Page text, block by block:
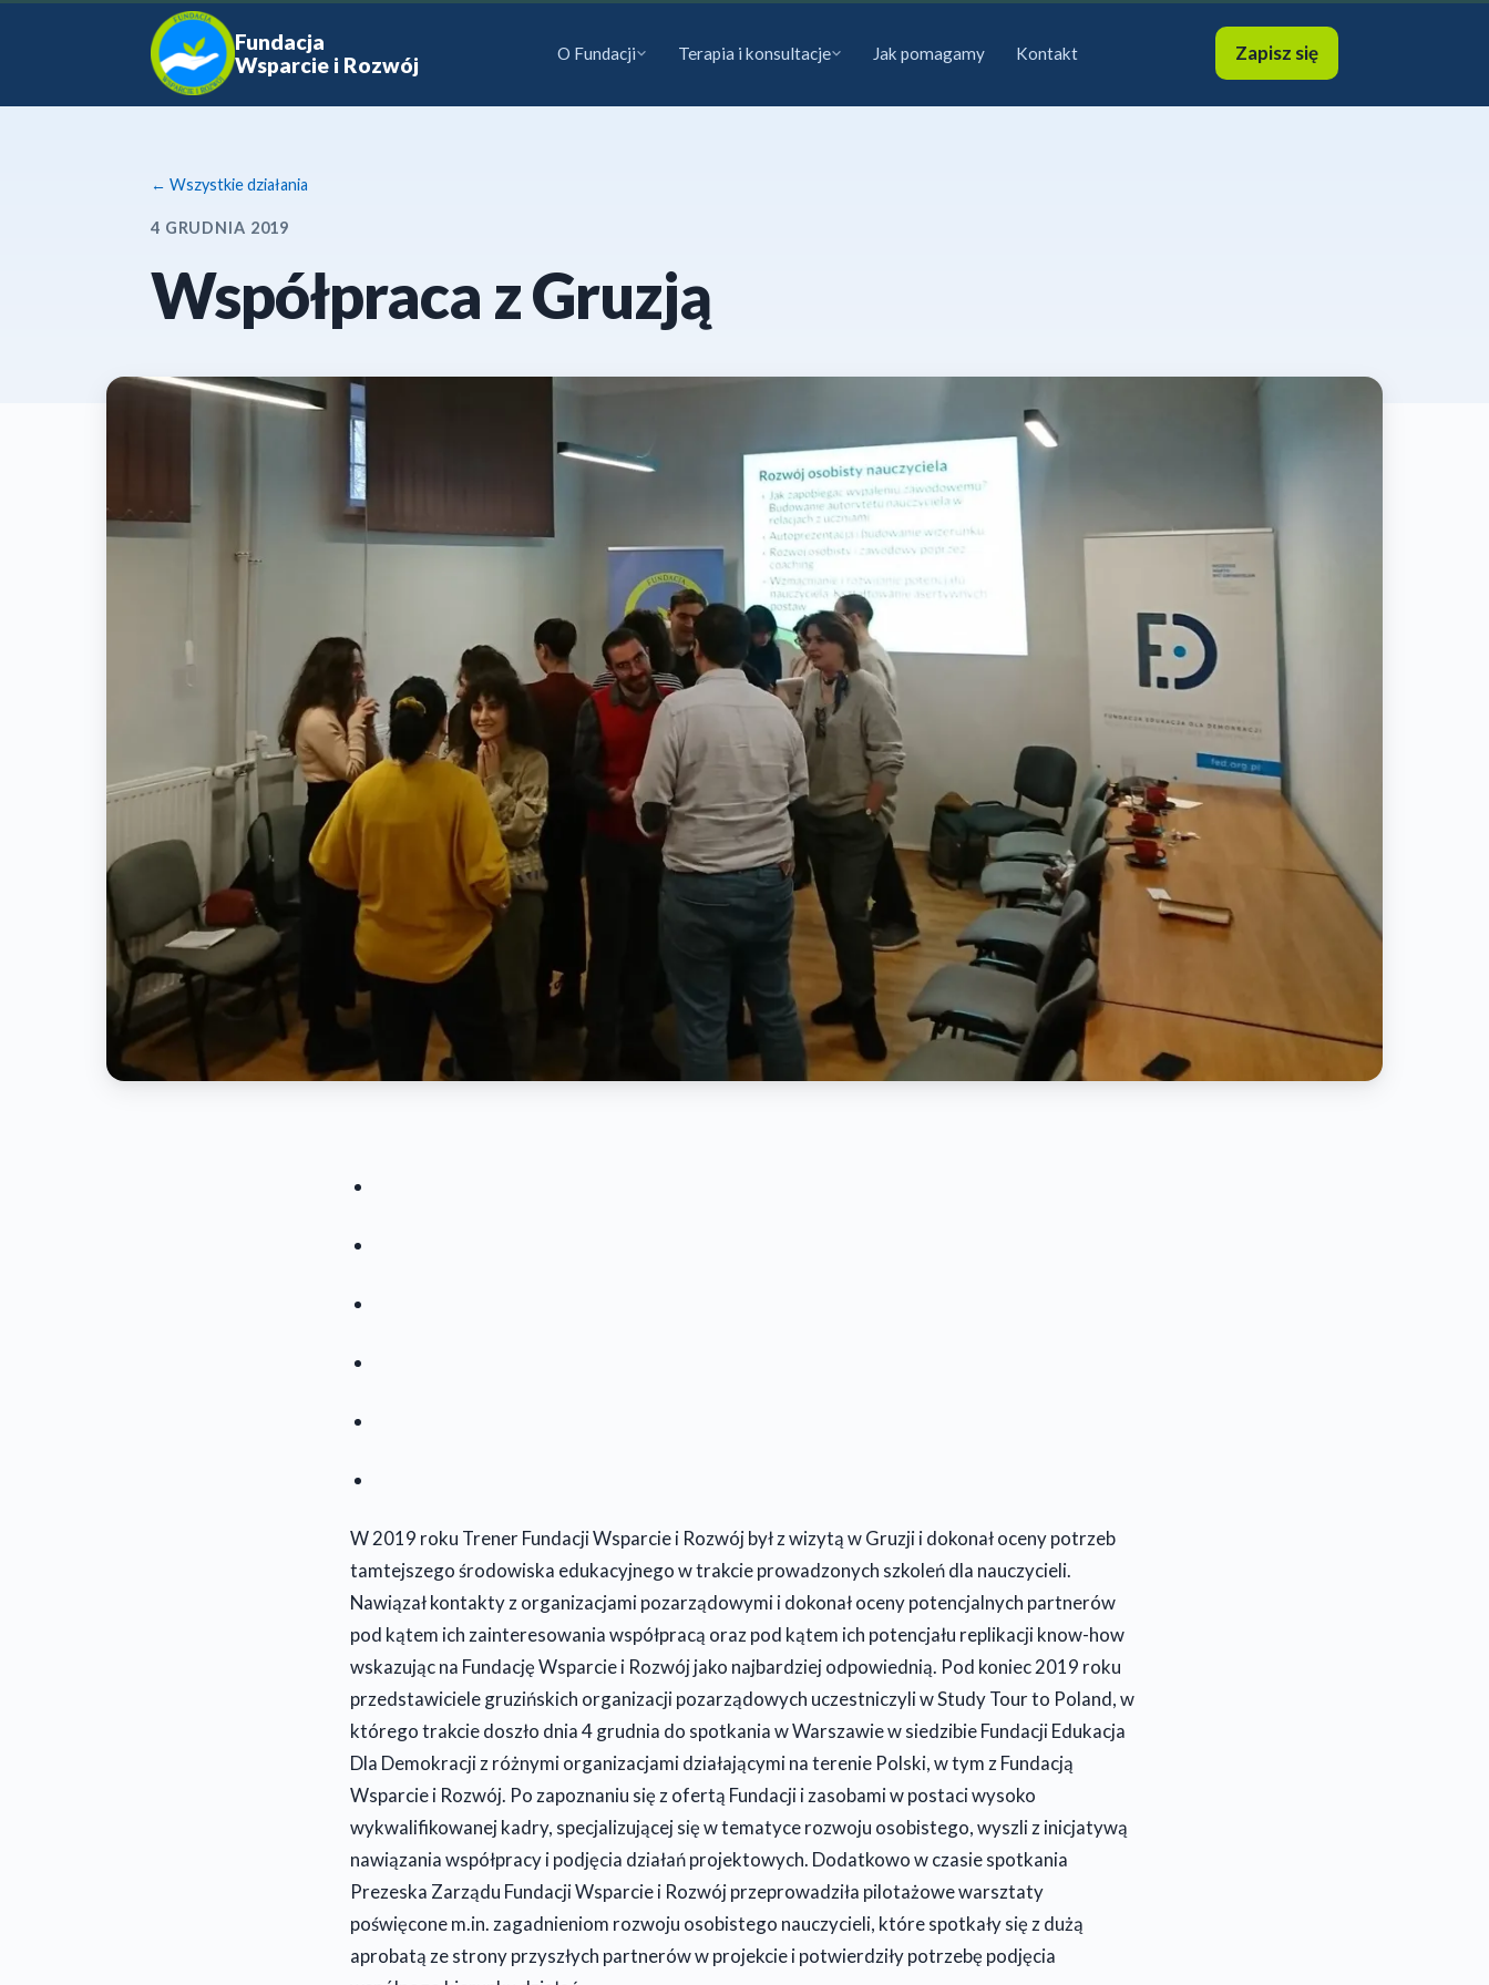
Fundacja
Wsparcie i Rozwój
O Fundacji Terapia i konsultacje Jak pomagamy Kontakt Zapisz się
← Wszystkie działania
4 GRUDNIA 2019
Współpraca z Gruzją
W 2019 roku Trener Fundacji Wsparcie i Rozwój był z wizytą w Gruzji i dokonał oceny potrzeb
tamtejszego środowiska edukacyjnego w trakcie prowadzonych szkoleń dla nauczycieli.
Nawiązał kontakty z organizacjami pozarządowymi i dokonał oceny potencjalnych partnerów
pod kątem ich zainteresowania współpracą oraz pod kątem ich potencjału replikacji know-how
wskazując na Fundację Wsparcie i Rozwój jako najbardziej odpowiednią. Pod koniec 2019 roku
przedstawiciele gruzińskich organizacji pozarządowych uczestniczyli w Study Tour to Poland, w
którego trakcie doszło dnia 4 grudnia do spotkania w Warszawie w siedzibie Fundacji Edukacja
Dla Demokracji z różnymi organizacjami działającymi na terenie Polski, w tym z Fundacją
Wsparcie i Rozwój. Po zapoznaniu się z ofertą Fundacji i zasobami w postaci wysoko
wykwalifikowanej kadry, specjalizującej się w tematyce rozwoju osobistego, wyszli z inicjatywą
nawiązania współpracy i podjęcia działań projektowych. Dodatkowo w czasie spotkania
Prezeska Zarządu Fundacji Wsparcie i Rozwój przeprowadziła pilotażowe warsztaty
poświęcone m.in. zagadnieniom rozwoju osobistego nauczycieli, które spotkały się z dużą
aprobatą ze strony przyszłych partnerów w projekcie i potwierdziły potrzebę podjęcia